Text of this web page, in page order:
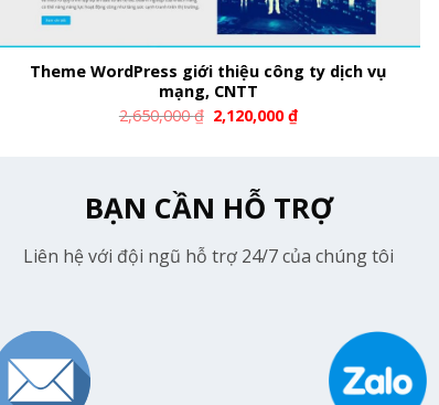
Theme WordPress giới thiệu công ty dịch vụ
mạng, CNTT
2,650,000₫ 2,120,000₫
BẠN CẦN HỖ TRỢ
Liên hệ với đội ngũ hỗ trợ 24/7 của chúng tôi